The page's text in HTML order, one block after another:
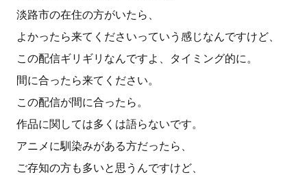
淡路市の在住の方がいたら、
よかったら来てくださいっていう感じなんですけど、
この配信ギリギリなんですよ、タイミング的に。
間に合ったら来てください。
この配信が間に合ったら。
作品に関しては多くは語らないです。
アニメに馴染みがある方だったら、
ご存知の方も多いと思うんですけど、